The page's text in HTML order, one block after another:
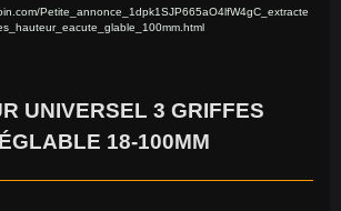
Petite_annonce_1dpk1SJP665aO4lfW4gC_extracte
UNIVERSEL 3 GRIFFES
18-100MM